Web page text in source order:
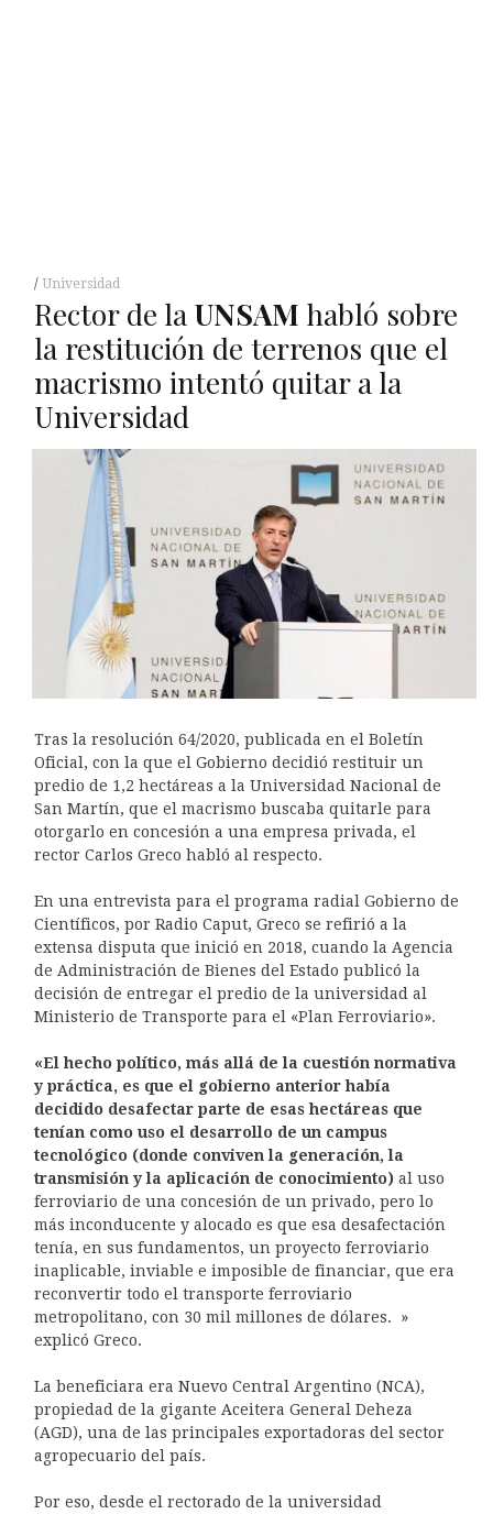
Universidad
Rector de la UNSAM habló sobre
la restitución de terrenos que el
macrismo intentó quitar a la
Universidad
Tras la resolución 64/2020, publicada en el Boletín
Oficial, con la que el Gobierno decidió restituir un
predio de 1,2 hectáreas a la Universidad Nacional de
San Martín, que el macrismo buscaba quitarle para
otorgarlo en concesión a una empresa privada, el
rector Carlos Greco habló al respecto.
En una entrevista para el programa radial Gobierno de
Científicos, por Radio Caput, Greco se refirió a la
extensa disputa que inició en 2018, cuando la Agencia
de Administración de Bienes del Estado publicó la
decisión de entregar el predio de la universidad al
Ministerio de Transporte para el «Plan Ferroviario».
«El hecho político, más allá de la cuestión normativa
y práctica, es que el gobierno anterior había
decidido desafectar parte de esas hectáreas que
tenían como uso el desarrollo de un campus
tecnológico (donde conviven la generación, la
transmisión y la aplicación de conocimiento)al uso
ferroviario de una concesión de un privado, pero lo
más inconducente y alocado es que esa desafectación
tenía, en sus fundamentos, un proyecto ferroviario
inaplicable, inviable e imposible de financiar, que era
reconvertir todo el transporte ferroviario
metropolitano, con 30 mil millones de dólares. »
explicó Greco.
La beneficiara era Nuevo Central Argentino (NCA),
propiedad de la gigante Aceitera General Deheza
(AGD), una de las principales exportadoras del sector
agropecuario del país.
Por eso, desde el rectorado de la universidad